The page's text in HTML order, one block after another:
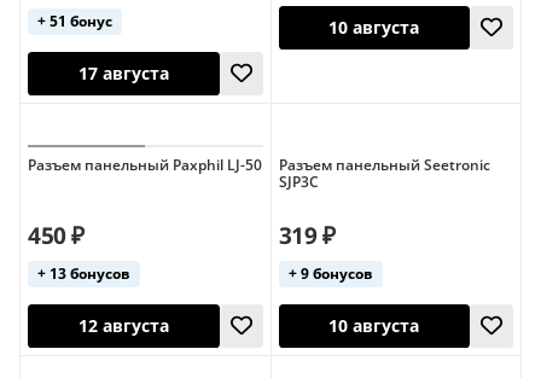
+ 51 бонус
Разъем панельный Paxphil LJ-50
450 ₽
+ 13 бонусов
Разъем панельный Seetronic
SJP3C
319 ₽
+ 9 бонусов